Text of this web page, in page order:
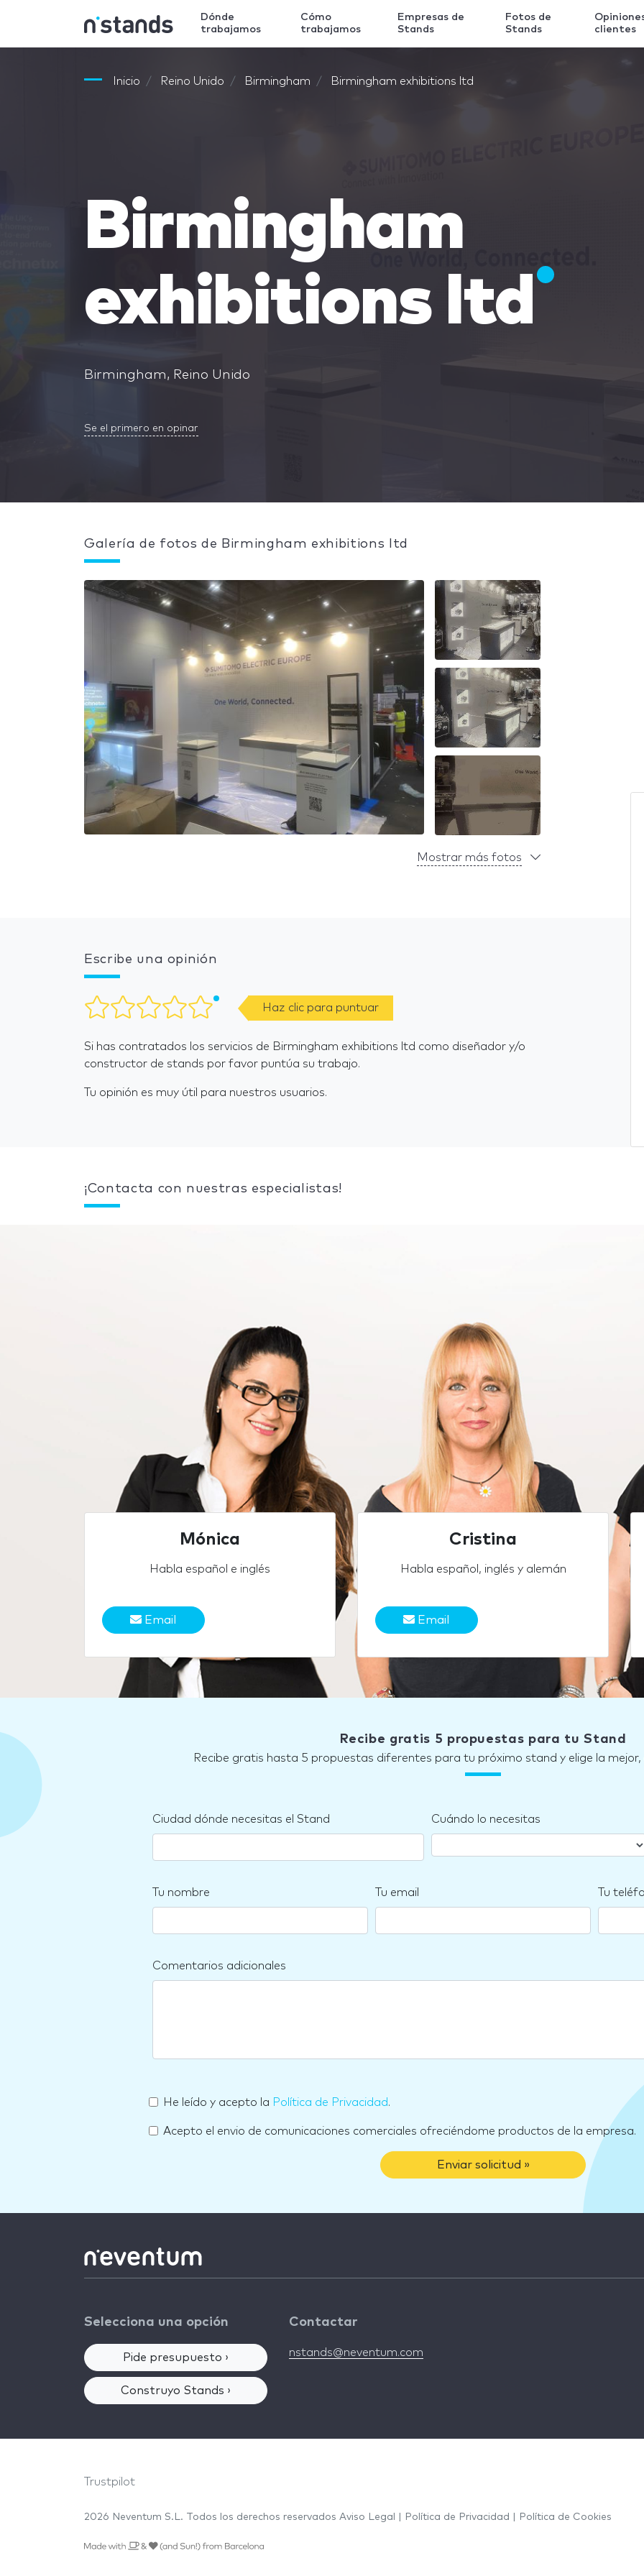
Dónde
trabajamos
Cómo
trabajamos
Empresas de
Stands
Fotos de
Stands
clientes
Inicio Reino Unido Birmingham Birmingham exhibitions ltd
Birmingham
exhibitions ltd
Birmingham, Reino Unido
Se el primero en opinar
Galería de fotos de Birmingham exhibitions ltd
Mostrar más fotos
Escribe una opinión
Haz clic para puntuar
Si has contratados los servicios de Birmingham exhibitions ltd como diseñador y/o
constructor de stands por favor puntúa su trabajo.
Tu opinión es muy útil para nuestros usuarios.
¡Contacta con nuestras especialistas!
Mónica
Habla español e inglés
Email
Cristina
Habla español, inglés y alemán
Email
Recibe gratis 5 propuestas para tu Stand
Recibe gratis hasta 5 propuestas diferentes para tu próximo stand y elige la
Ciudad dónde necesitas el Stand Cuándo lo necesitas
Tu nombre Tu email Tu
Comentarios adicionales
He leído y acepto la Política de Privacidad.
Acepto el envio de comunicaciones comerciales ofreciéndome productos de la empresa.
Enviar solicitud »
Selecciona una opción
Pide presupuesto ›
Construyo Stands ›
Contactar
nstands@neventum.com
Trustpilot
2026 Neventum S.L. Todos los derechos reservados Aviso Legal Política de Privacidad Política de Cookies